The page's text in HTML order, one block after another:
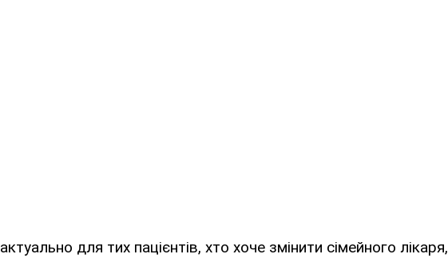
для тих пацієнтів, хто хоче змінити сімейного лікаря,